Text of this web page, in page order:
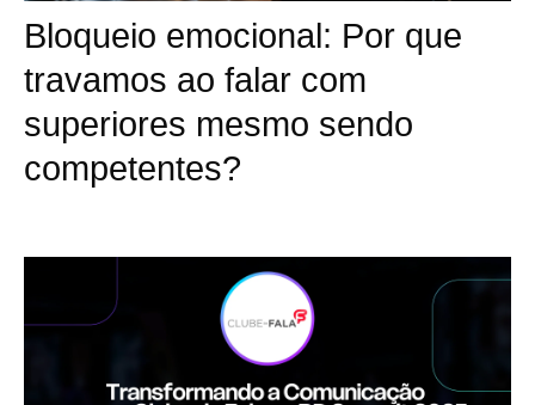
Bloqueio emocional: Por que
travamos ao falar com
superiores mesmo sendo
competentes?